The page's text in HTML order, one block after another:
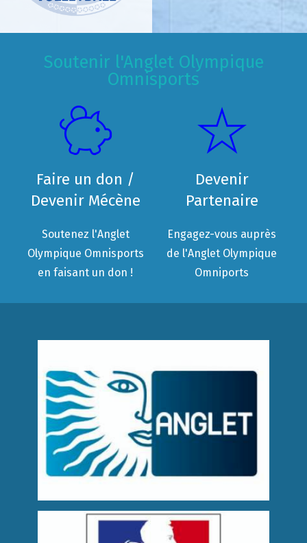
Soutenir l'Anglet Olympique
Omnisports
Faire un don /
Devenir Mécène
Soutenez l'Anglet
Olympique Omnisports
en faisant un don !
Devenir
Partenaire
Engagez-vous auprès
de l'Anglet Olympique
Omniports